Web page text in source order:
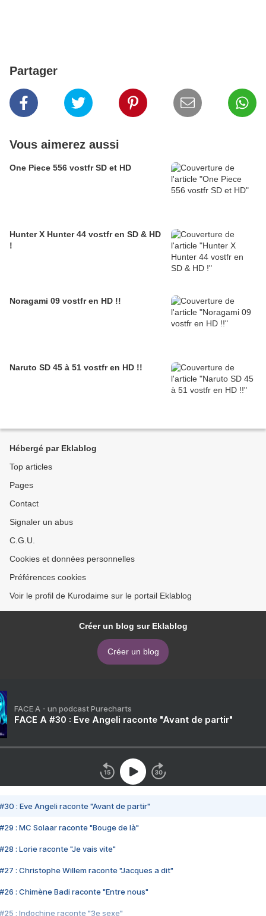
Partager
Vous aimerez aussi
One Piece 556 vostfr SD et HD
Hunter X Hunter 44 vostfr en SD & HD
!
Noragami 09 vostfr en HD !!
Naruto SD 45 à 51 vostfr en HD !!
Hébergé par Eklablog
Top articles
Pages
Contact
Signaler un abus
C.G.U.
Cookies et données personnelles
Préférences cookies
Voir le profil de Kurodaime sur le portail Eklablog
Créer un blog sur Eklablog
Créer un blog
FACE A - un podcast Purecharts
FACE A #30 : Eve Angeli raconte "Avant de partir"
#30 : Eve Angeli raconte "Avant de partir"
#29 : MC Solaar raconte "Bouge de là"
#28 : Lorie raconte "Je vais vite"
#27 : Christophe Willem raconte "Jacques a dit"
#26 : Chimène Badi raconte "Entre nous"
#25 : Indochine raconte "3e sexe"